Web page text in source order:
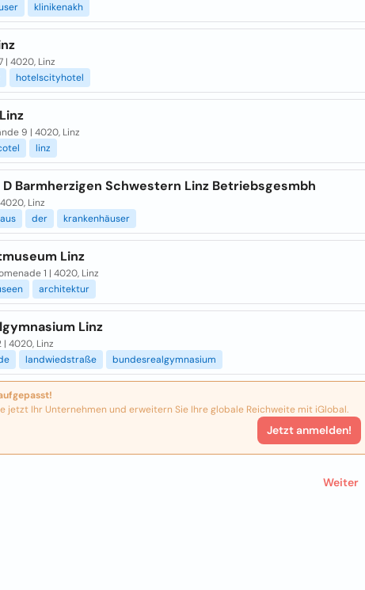
klinikenakh
| 4020, Linz
hotelscityhotel
9 | 4020, Linz
linz
D Barmherzigen Schwestern Linz Betriebsgesmbh
Linz
der krankenhäuser
Linz
1 | 4020, Linz
architektur
Linz
4020, Linz
landwiedstraße bundesrealgymnasium
jetzt Ihr Unternehmen und erweitern Sie Ihre globale Reichweite mit iGlobal.
Jetzt anmelden!
Weiter